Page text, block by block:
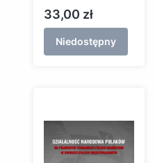
wspomnieniach
swoich
mieszkańców
Cena
33,00 zł
Niedostępny